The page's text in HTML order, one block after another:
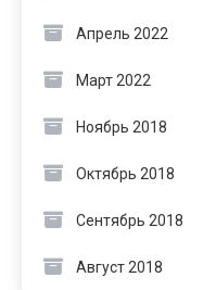
Апрель 2022
Март 2022
Ноябрь 2018
Октябрь 2018
Сентябрь 2018
Август 2018